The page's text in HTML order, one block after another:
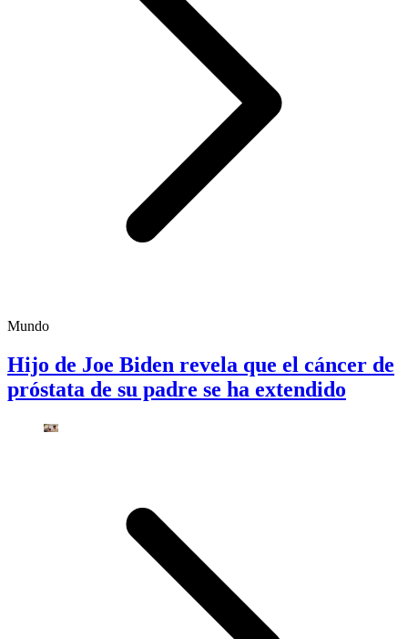
Mundo
Hijo de Joe Biden revela que el cáncer de
próstata de su padre se ha extendido